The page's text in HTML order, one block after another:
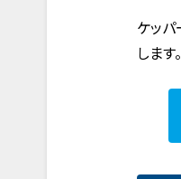
ケッ
します